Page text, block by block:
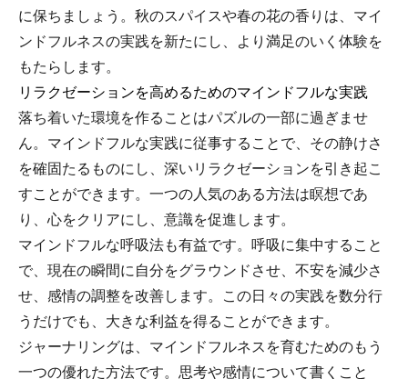
に保ちましょう。秋のスパイスや春の花の香りは、マイ
ンドフルネスの実践を新たにし、より満足のいく体験を
もたらします。
リラクゼーションを高めるためのマインドフルな実践
落ち着いた環境を作ることはパズルの一部に過ぎませ
ん。マインドフルな実践に従事することで、その静けさ
を確固たるものにし、深いリラクゼーションを引き起こ
すことができます。一つの人気のある方法は瞑想であ
り、心をクリアにし、意識を促進します。
マインドフルな呼吸法も有益です。呼吸に集中すること
で、現在の瞬間に自分をグラウンドさせ、不安を減少さ
せ、感情の調整を改善します。この日々の実践を数分行
うだけでも、大きな利益を得ることができます。
ジャーナリングは、マインドフルネスを育むためのもう
一つの優れた方法です。思考や感情について書くこと